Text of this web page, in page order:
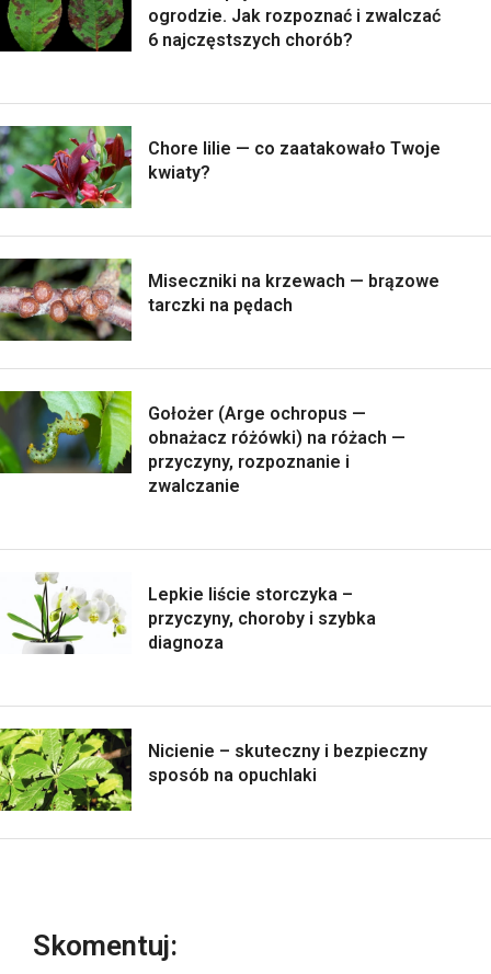
ogrodzie. Jak rozpoznać i zwalczać
6 najczęstszych chorób?
Chore lilie — co zaatakowało Twoje
kwiaty?
Miseczniki na krzewach — brązowe
tarczki na pędach
Gołożer (Arge ochropus —
obnażacz różówki) na różach —
przyczyny, rozpoznanie i
zwalczanie
Lepkie liście storczyka –
przyczyny, choroby i szybka
diagnoza
Nicienie – skuteczny i bezpieczny
sposób na opuchlaki
Skomentuj: